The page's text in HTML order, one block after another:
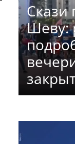
Скази
Шеву: